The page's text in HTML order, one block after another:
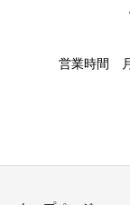
営業時間